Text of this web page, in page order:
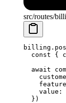
src/routes/
billing.
  const
{
  await
    value:
  })